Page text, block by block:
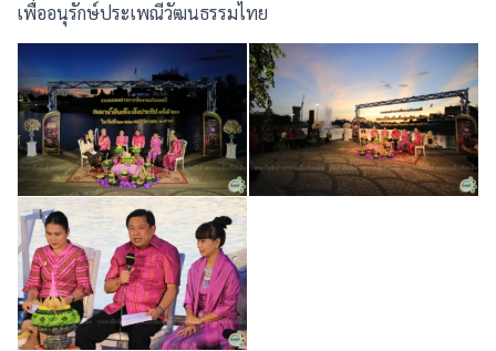
เพื่ออนุรักษ์ประเพณีวัฒนธรรมไทย